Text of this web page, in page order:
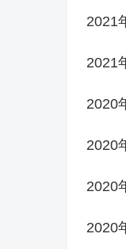
2021
2021
2020
2020
2020
2020